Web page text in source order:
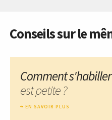
Conseils sur le
Comment
est petite ?
EN SAVOIR PLUS